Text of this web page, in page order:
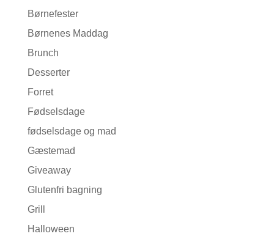
Børnefester
Børnenes Maddag
Brunch
Desserter
Forret
Fødselsdage
fødselsdage og mad
Gæstemad
Giveaway
Glutenfri bagning
Grill
Halloween